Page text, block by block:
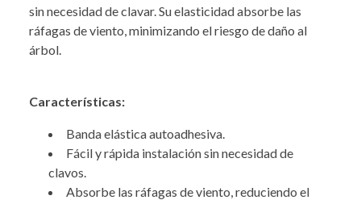
sin necesidad de clavar. Su elasticidad absorbe las
ráfagas de viento, minimizando el riesgo de daño al
árbol.
Características:
Banda elástica autoadhesiva.
Fácil y rápida instalación sin necesidad de
clavos.
Absorbe las ráfagas de viento, reduciendo el